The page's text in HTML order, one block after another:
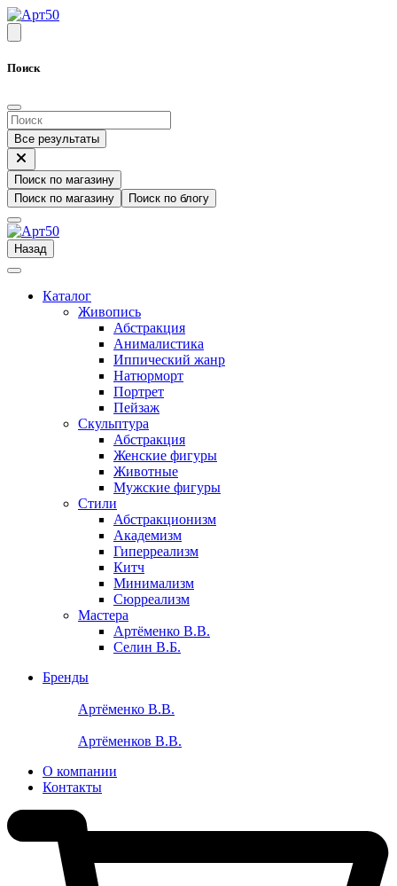
Поиск
Все результаты
Поиск по магазину
Поиск по магазину
Поиск по блогу
Назад
Каталог
Живопись
Абстракция
Анималистика
Иппический жанр
Натюрморт
Портрет
Пейзаж
Скульптура
Абстракция
Женские фигуры
Животные
Мужские фигуры
Стили
Абстракционизм
Академизм
Гиперреализм
Китч
Минимализм
Сюрреализм
Мастера
Артёменко В.В.
Селин В.Б.
Бренды
Артёменко В.В.
Артёменков В.В.
О компании
Контакты